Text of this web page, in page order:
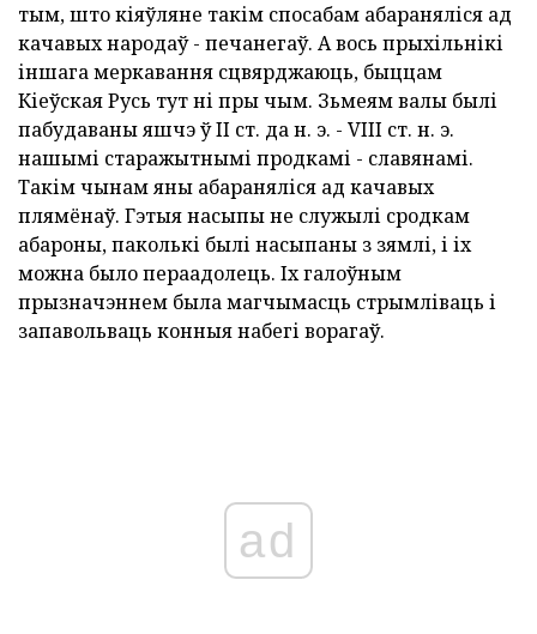
тым, што кіяўляне такім спосабам абараняліся ад
качавых народаў - печанегаў. А вось прыхільнікі
іншага меркавання сцвярджаюць, быццам
Кіеўская Русь тут ні пры чым. Зьмеям валы былі
пабудаваны яшчэ ў II ст. да н. э. - VIII ст. н. э.
нашымі старажытнымі продкамі - славянамі.
Такім чынам яны абараняліся ад качавых
плямёнаў. Гэтыя насыпы не служылі сродкам
абароны, паколькі былі насыпаны з зямлі, і іх
можна было пераадолець. Іх галоўным
прызначэннем была магчымасць стрымліваць і
запавольваць конныя набегі ворагаў.
ad